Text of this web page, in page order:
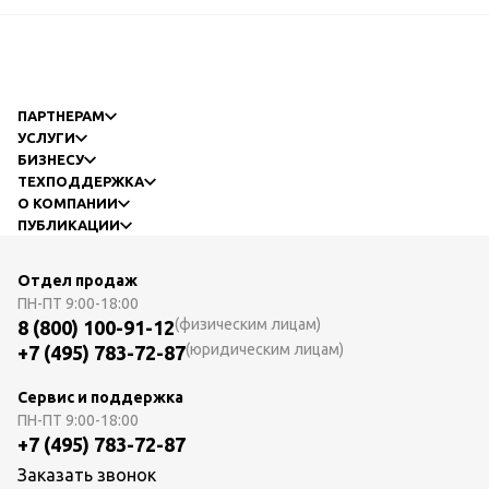
ПАРТНЕРАМ
УСЛУГИ
БИЗНЕСУ
ТЕХПОДДЕРЖКА
О КОМПАНИИ
ПУБЛИКАЦИИ
Отдел продаж
ПН-ПТ 9:00-18:00
8 (800) 100-91-12(физическим лицам)
+7 (495) 783-72-87(юридическим лицам)
Сервис и поддержка
ПН-ПТ 9:00-18:00
+7 (495) 783-72-87
Заказать звонок